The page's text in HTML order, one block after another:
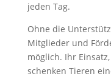
jeden Tag.
Ohne die
Mitglieder und
möglich. Ihr
schenken Tieren